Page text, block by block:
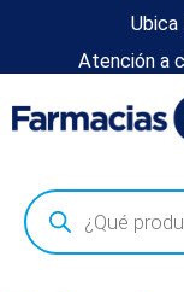
Ubica
Atención a